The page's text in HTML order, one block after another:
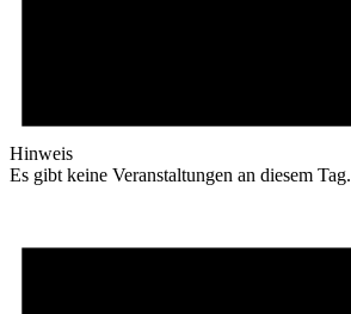
Hinweis
Es gibt keine Veranstaltungen an diesem Tag.